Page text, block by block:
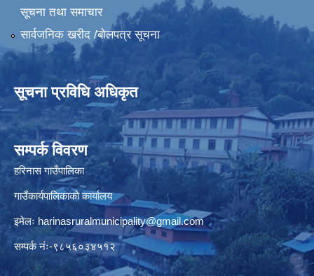
सूचना तथा समाचार
सार्वजनिक खरीद /बोलपत्र सूचना
सूचना प्रविधि अधिकृत
सम्पर्क विवरण
हरिनास गाउँपालिका
गाउँकार्यपालिकाको कार्यालय
इमेलः harinasruralmunicipality@gmail.com
सम्पर्क नंः-९८५६०३४५१२